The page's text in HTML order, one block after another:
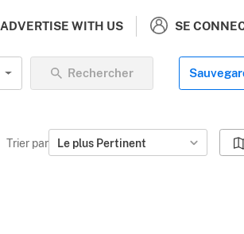
ADVERTISE WITH US SE
Rechercher
Trier par Le plus Pertinent